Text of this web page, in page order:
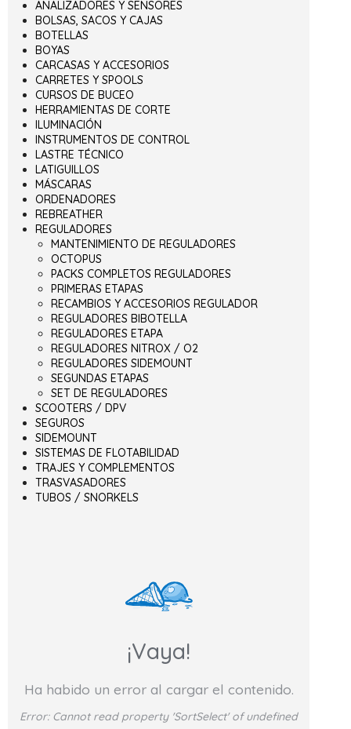
ANALIZADORES Y SENSORES
BOLSAS, SACOS Y CAJAS
BOTELLAS
BOYAS
CARCASAS Y ACCESORIOS
CARRETES Y SPOOLS
CURSOS DE BUCEO
HERRAMIENTAS DE CORTE
ILUMINACIÓN
INSTRUMENTOS DE CONTROL
LASTRE TÉCNICO
LATIGUILLOS
MÁSCARAS
ORDENADORES
REBREATHER
REGULADORES
MANTENIMIENTO DE REGULADORES
OCTOPUS
PACKS COMPLETOS REGULADORES
PRIMERAS ETAPAS
RECAMBIOS Y ACCESORIOS REGULADOR
REGULADORES BIBOTELLA
REGULADORES ETAPA
REGULADORES NITROX / O2
REGULADORES SIDEMOUNT
SEGUNDAS ETAPAS
SET DE REGULADORES
SCOOTERS / DPV
SEGUROS
SIDEMOUNT
SISTEMAS DE FLOTABILIDAD
TRAJES Y COMPLEMENTOS
TRASVASADORES
TUBOS / SNORKELS
¡Vaya!
Ha habido un error al cargar el contenido.
Error: Cannot read property 'SortSelect' of undefined